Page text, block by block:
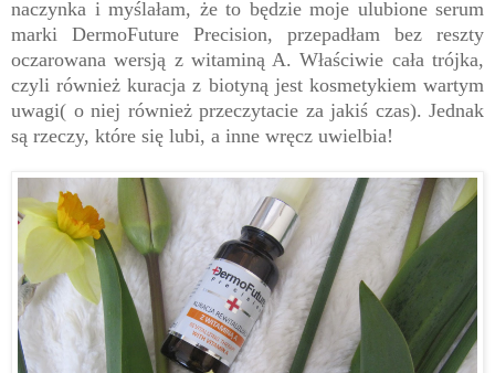
naczynka i myślałam, że to będzie moje ulubione serum
marki DermoFuture Precision, przepadłam bez reszty
oczarowana wersją z witaminą A. Właściwie cała trójka,
czyli również kuracja z biotyną jest kosmetykiem wartym
uwagi( o niej również przeczytacie za jakiś czas). Jednak
są rzeczy, które się lubi, a inne wręcz uwielbia!